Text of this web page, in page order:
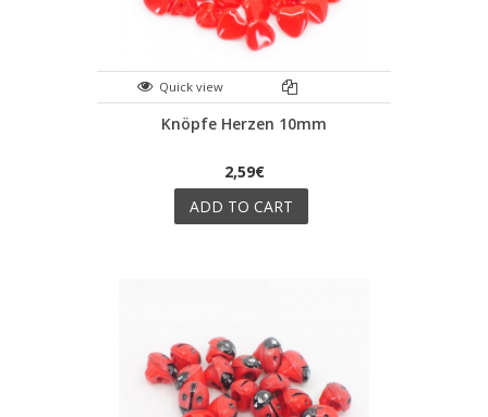
Quick view
Knöpfe Herzen 10mm
2,59€
ADD TO CART